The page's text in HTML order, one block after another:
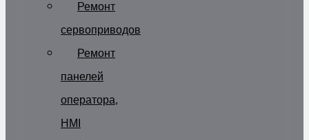
Ремонт
сервоприводов
Ремонт
панелей
оператора,
HMI